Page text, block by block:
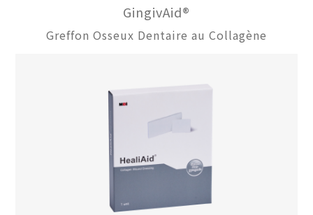
GingivAid®
Greffon Osseux Dentaire au Collagène